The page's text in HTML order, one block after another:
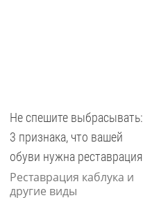
выбрасывают слишком
рано. Потёртости, скрип,
сбитые каблуки...